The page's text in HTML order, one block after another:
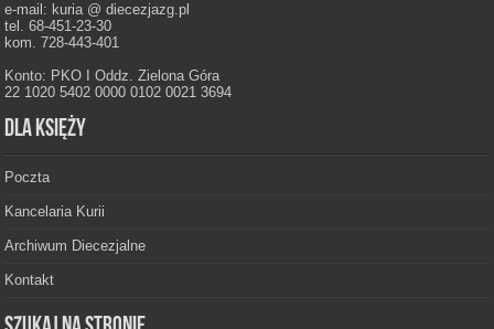
e-mail: kuria @ diecezjazg.pl
tel. 68-451-23-30
kom. 728-443-401
Konto: PKO I Oddz. Zielona Góra
22 1020 5402 0000 0102 0021 3694
Dla księży
Poczta
Kancelaria Kurii
Archiwum Diecezjalne
Kontakt